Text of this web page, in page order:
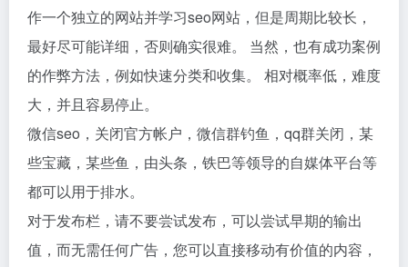
作一个独立的网站并学习seo网站，但是周期比较长，
最好尽可能详细，否则确实很难。 当然，也有成功案例
的作弊方法，例如快速分类和收集。 相对概率低，难度
大，并且容易停止。
微信seo，关闭官方帐户，微信群钓鱼，qq群关闭，某
些宝藏，某些鱼，由头条，铁巴等领导的自媒体平台等
都可以用于排水。
对于发布栏，请不要尝试发布，可以尝试早期的输出
值，而无需任何广告，您可以直接移动有价值的内容，